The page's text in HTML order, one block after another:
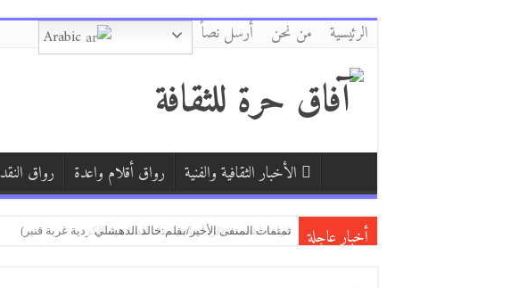
الرئيسية من نحن أرسل نصاً Arabic
الأخبار الثقافية والفنية رواق أقلام واعدة رواق النقد
أخبار عاجلة قراءة لقصيدة (لن أتعافى منك للشاعرة الكردية غربة قنبر)
دمشق وأبي وأنا/ بقلم:فاطمة حرفوش ( سوريا )
كفّي/بقلم:زكي العلي ( العراق )